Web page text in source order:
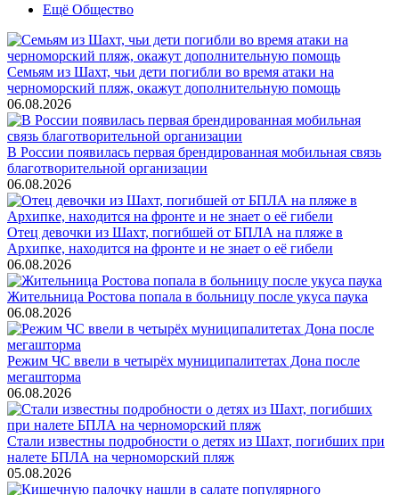
Ещё Общество
Семьям из Шахт, чьи дети погибли во время атаки на
черноморский пляж, окажут дополнительную помощь
06.08.2026
В России появилась первая брендированная мобильная связь
благотворительной организации
06.08.2026
Отец девочки из Шахт, погибшей от БПЛА на пляже в
Архипке, находится на фронте и не знает о её гибели
06.08.2026
Жительница Ростова попала в больницу после укуса паука
06.08.2026
Режим ЧС ввели в четырёх муниципалитетах Дона после
мегашторма
06.08.2026
Стали известны подробности о детях из Шахт, погибших при
налете БПЛА на черноморский пляж
05.08.2026